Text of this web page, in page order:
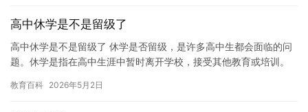
高中休学是不是留级了
高中休学是不是留级了 休学是否留级，是许多高中生都会面临的问
题。休学是指在高中生涯中暂时离开学校，接受其他教育或培训。
否留…
教育百科 2026年5月2日